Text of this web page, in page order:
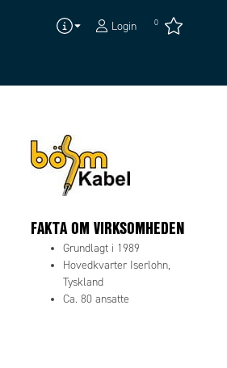
Login 0
FAKTA OM VIRKSOMHEDEN
Grundlagt i 1989
Hovedkvarter Iserlohn,
Tyskland
Ca. 80 ansatte